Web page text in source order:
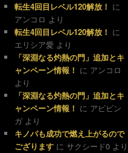
転生4回目レベル120解放！ に
アンコロ より
転生4回目レベル120解放！ に
エリシア愛 より
「深淵なる灼熱の門」追加とキ
ャンペーン情報！ に アンコロ
より
「深淵なる灼熱の門」追加とキ
ャンペーン情報！ に アビビン
ガ より
キノパも成功で燃え上がるので
ござります に サクシード0 より